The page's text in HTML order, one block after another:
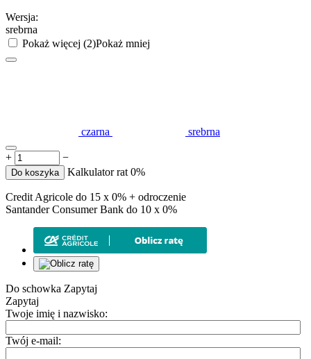
Wersja:
srebrna
Pokaż więcej (2)Pokaż mniej
czarna srebrna
+ −
Do koszyka Kalkulator rat 0%
Credit Agricole do 15 x 0% + odroczenie
Santander Consumer Bank do 10 x 0%
Do schowka Zapytaj
Zapytaj
Twoje imię i nazwisko:
Twój e-mail: